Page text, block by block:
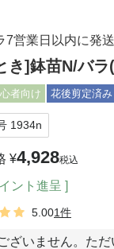
7営業日以内に発送
き]鉢苗N/バラ
者向け 花後剪定済み
1934n
¥4,928税込
ント進呈 ]
5.001件
ざいません。た